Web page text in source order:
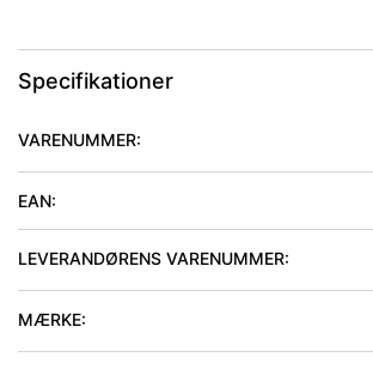
Specifikationer
VARENUMMER:
EAN:
LEVERANDØRENS VARENUMMER:
MÆRKE: